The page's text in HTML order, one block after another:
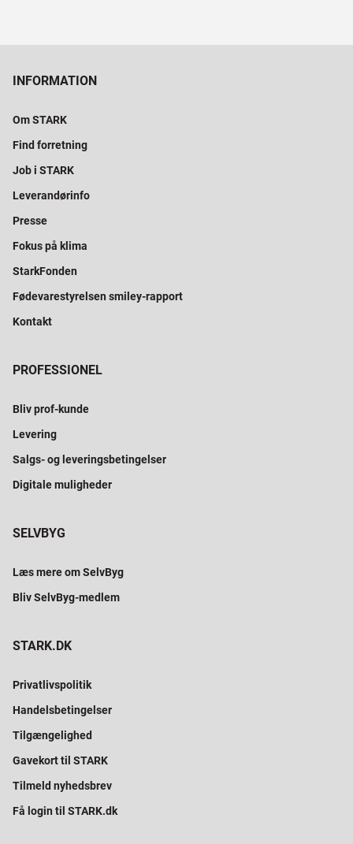
INFORMATION
Om STARK
Find forretning
Job i STARK
Leverandørinfo
Presse
Fokus på klima
StarkFonden
Fødevarestyrelsen smiley-rapport
Kontakt
PROFESSIONEL
Bliv prof-kunde
Levering
Salgs- og leveringsbetingelser
Digitale muligheder
SELVBYG
Læs mere om SelvByg
Bliv SelvByg-medlem
STARK.DK
Privatlivspolitik
Handelsbetingelser
Tilgængelighed
Gavekort til STARK
Tilmeld nyhedsbrev
Få login til STARK.dk